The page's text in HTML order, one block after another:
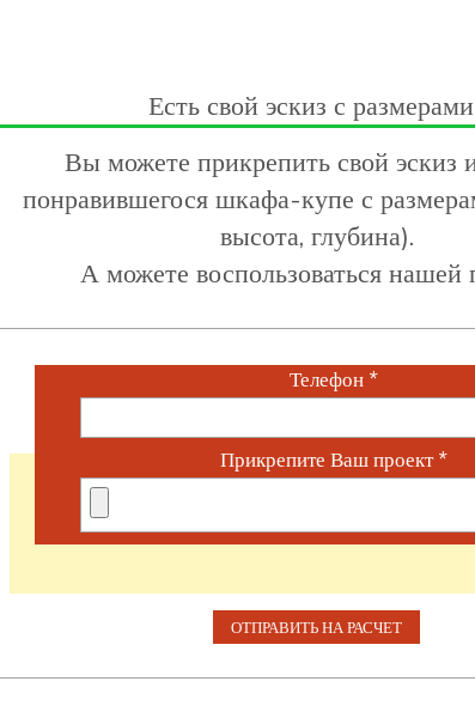
Есть свой эскиз с
Вы можете прикрепить свой эскиз
понравившегося шкафа-купе с
высота, глубина).
А можете воспользоваться нашей
Телефон *
Прикрепите Ваш проект*